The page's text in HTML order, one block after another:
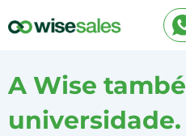
A Wise
universidade.